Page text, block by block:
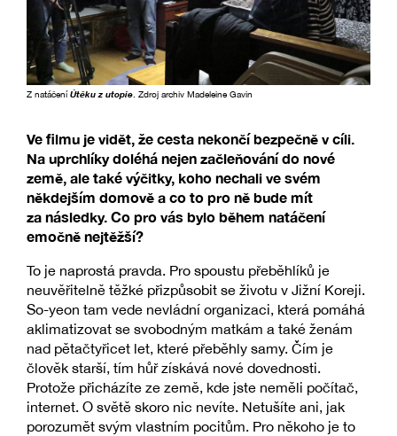
Z natáčení Útěku z utopie. Zdroj archiv Madeleine Gavin
Ve filmu je vidět, že cesta nekončí bezpečně v cíli.
Na uprchlíky doléhá nejen začleňování do nové
země, ale také výčitky, koho nechali ve svém
někdejším domově a co to pro ně bude mít
za následky. Co pro vás bylo během natáčení
emočně nejtěžší?
To je naprostá pravda. Pro spoustu přeběhlíků je
neuvěřitelně těžké přizpůsobit se životu v Jižní Koreji.
So-yeon tam vede nevládní organizaci, která pomáhá
aklimatizovat se svobodným matkám a také ženám
nad pětačtyřicet let, které přeběhly samy. Čím je
člověk starší, tím hůř získává nové dovednosti.
Protože přicházíte ze země, kde jste neměli počítač,
internet. O světě skoro nic nevíte. Netušíte ani, jak
porozumět svým vlastním pocitům. Pro někoho je to